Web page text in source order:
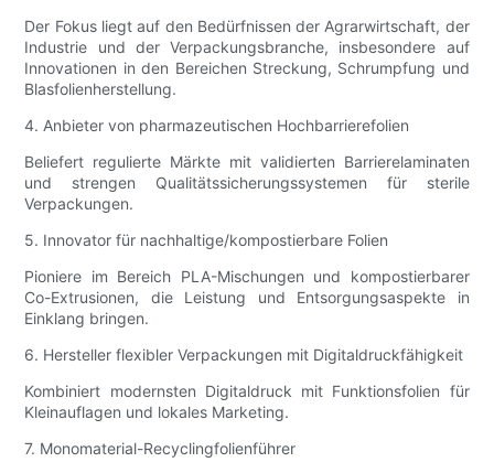
Der Fokus liegt auf den Bedürfnissen der Agrarwirtschaft, der
Industrie und der Verpackungsbranche, insbesondere auf
Innovationen in den Bereichen Streckung, Schrumpfung und
Blasfolienherstellung.
4. Anbieter von pharmazeutischen Hochbarrierefolien
Beliefert regulierte Märkte mit validierten Barrierelaminaten
und strengen Qualitätssicherungssystemen für sterile
Verpackungen.
5. Innovator für nachhaltige/kompostierbare Folien
Pioniere im Bereich PLA-Mischungen und kompostierbarer
Co-Extrusionen, die Leistung und Entsorgungsaspekte in
Einklang bringen.
6. Hersteller flexibler Verpackungen mit Digitaldruckfähigkeit
Kombiniert modernsten Digitaldruck mit Funktionsfolien für
Kleinauflagen und lokales Marketing.
7. Monomaterial-Recyclingfolienführer